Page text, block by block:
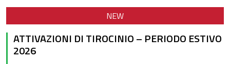
NEW
ATTIVAZIONI DI TIROCINIO – PERIODO ESTIVO
2026